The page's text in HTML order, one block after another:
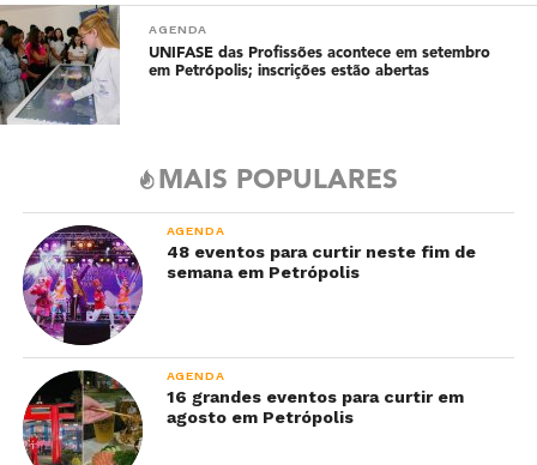
AGENDA
UNIFASE das Profissões acontece em setembro
em Petrópolis; inscrições estão abertas
MAIS POPULARES
AGENDA
48 eventos para curtir neste fim de
semana em Petrópolis
AGENDA
16 grandes eventos para curtir em
agosto em Petrópolis